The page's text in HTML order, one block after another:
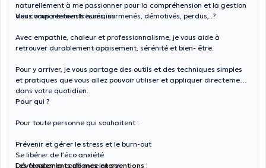
naturellement à me passionner pour la compréhension et la gestion
des comportements humains.
Vous vous sentez stressés, surmenés, démotivés, perdus,..?
Avec empathie, chaleur et professionnalisme, je vous aide à
retrouver durablement apaisement, sérénité et bien- être.
Pour y arriver, je vous partage des outils et des techniques simples
et pratiques que vous allez pouvoir utiliser et appliquer directement
dans votre quotidien.
Pour qui ?
Pour toute personne qui souhaitent :
Prévenir et gérer le stress et le burn-out
Se libérer de l’éco anxiété
Développer la confiance en soi
Les fondements de mes interventions :